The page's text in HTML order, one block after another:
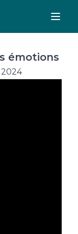
émotions